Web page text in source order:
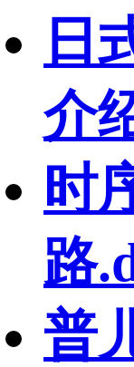
日
介
时
路
普